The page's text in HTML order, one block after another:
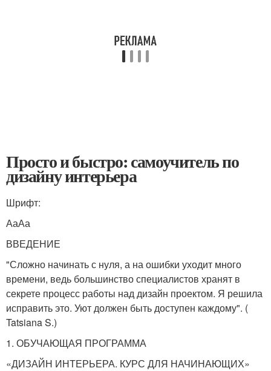
Просто и быстро: самоучитель по
дизайну интерьера
Шрифт:
АаАа
ВВЕДЕНИЕ
"Сложно начинать с нуля, а на ошибки уходит много
времени, ведь большинство специалистов хранят в
секрете процесс работы над дизайн проектом. Я решила
исправить это. Уют должен быть доступен каждому". (
Tatsiana S.)
1. ОБУЧАЮЩАЯ ПРОГРАММА
«ДИЗАЙН ИНТЕРЬЕРА. КУРС ДЛЯ НАЧИНАЮЩИХ»